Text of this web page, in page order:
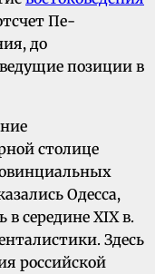
Пе­
до
позиции в
столице
Одесса,
середине XIX в.
Здесь
российской